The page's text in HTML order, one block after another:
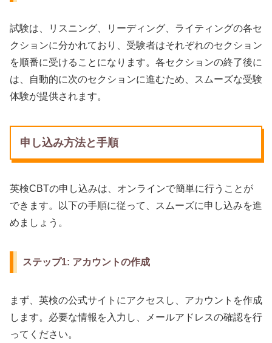
試験は、リスニング、リーディング、ライティングの各セ
クションに分かれており、受験者はそれぞれのセクション
を順番に受けることになります。各セクションの終了後に
は、自動的に次のセクションに進むため、スムーズな受験
体験が提供されます。
申し込み方法と手順
英検CBTの申し込みは、オンラインで簡単に行うことが
できます。以下の手順に従って、スムーズに申し込みを進
めましょう。
ステップ1: アカウントの作成
まず、英検の公式サイトにアクセスし、アカウントを作成
します。必要な情報を入力し、メールアドレスの確認を行
ってください。